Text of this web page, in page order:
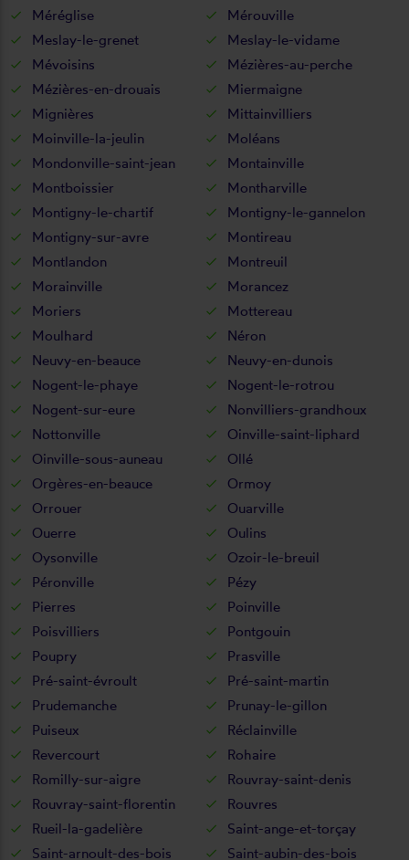
Méréglise
Mérouville
Meslay-le-grenet
Meslay-le-vidame
Mévoisins
Mézières-au-perche
Mézières-en-drouais
Miermaigne
Mignières
Mittainvilliers
Moinville-la-jeulin
Moléans
Mondonville-saint-jean
Montainville
Montboissier
Montharville
Montigny-le-chartif
Montigny-le-gannelon
Montigny-sur-avre
Montireau
Montlandon
Montreuil
Morainville
Morancez
Moriers
Mottereau
Moulhard
Néron
Neuvy-en-beauce
Neuvy-en-dunois
Nogent-le-phaye
Nogent-le-rotrou
Nogent-sur-eure
Nonvilliers-grandhoux
Nottonville
Oinville-saint-liphard
Oinville-sous-auneau
Ollé
Orgères-en-beauce
Ormoy
Orrouer
Ouarville
Ouerre
Oulins
Oysonville
Ozoir-le-breuil
Péronville
Pézy
Pierres
Poinville
Poisvilliers
Pontgouin
Poupry
Prasville
Pré-saint-évroult
Pré-saint-martin
Prudemanche
Prunay-le-gillon
Puiseux
Réclainville
Revercourt
Rohaire
Romilly-sur-aigre
Rouvray-saint-denis
Rouvray-saint-florentin
Rouvres
Rueil-la-gadelière
Saint-ange-et-torçay
Saint-arnoult-des-bois
Saint-aubin-des-bois